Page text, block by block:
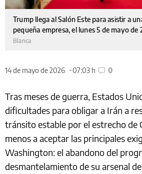
Trump llega al Salón Este para asistir a
pequeña empresa, el lunes 5 de mayo de
Blanca
14 de mayo de 2026 07:03 h 0
Tras meses de guerra, Estados
dificultades para obligar a Irán a
tránsito estable por el estrecho de
menos a aceptar las principales
Washington: el abandono del
desmantelamiento de su arsenal